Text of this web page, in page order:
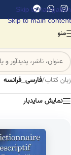
Skip to navigation
Skip to main content
منو
زبان کتاب/فارسی_فرانسه
نمایش سایدبار